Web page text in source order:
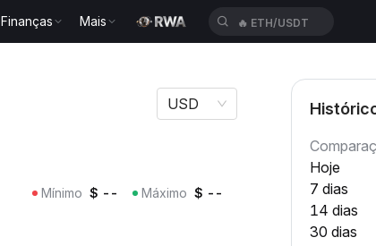
Finanças Mais 🔥 ETH/USDT
USD
Mínimo $ -- Máximo $ --
Hoje
7 dias
14 dias
30 dias